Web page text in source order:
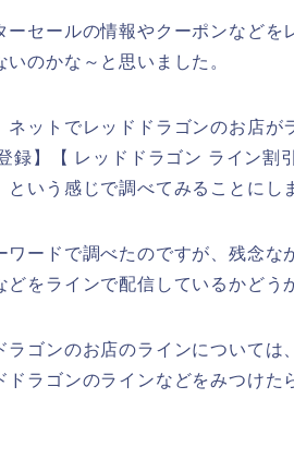
ーセールの情報やクーポンなどを
のかな～と思いました。
ネットでレッドドラゴンのお店が
録】【 レッドドラゴン ライン割
という感じで調べてみることにし
ワードで調べたのですが、残念な
どをラインで配信しているかどう
ラゴンのお店のラインについて
ドラゴンのラインなどをみつけた